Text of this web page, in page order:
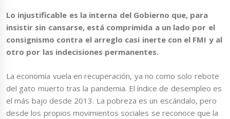
Lo injustificable es la interna del Gobierno que, para
insistir sin cansarse, está comprimida a un lado por el
consignismo contra el arreglo casi inerte con el FMI y al
otro por las indecisiones permanentes.
La economía vuela en recuperación, ya no como solo rebote
del gato muerto tras la pandemia. El índice de desempleo es
el más bajo desde 2013. La pobreza es un escándalo, pero
desde los propios movimientos sociales se reconoce que la